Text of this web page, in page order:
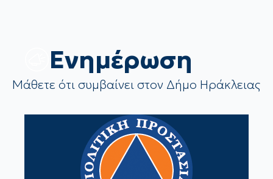
Eνημέρωση
Μάθετε ότι συμβαίνει στον Δήμο Ηράκλειας